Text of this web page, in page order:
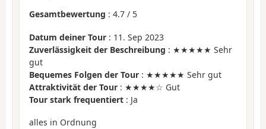
Gesamtbewertung : 4.7 / 5
Datum deiner Tour : 11. Sep 2023
Zuverlässigkeit der Beschreibung : ★★★★★ Sehr
gut
Bequemes Folgen der Tour : ★★★★★ Sehr gut
Attraktivität der Tour : ★★★★☆ Gut
Tour stark frequentiert : Ja
alles in Ordnung